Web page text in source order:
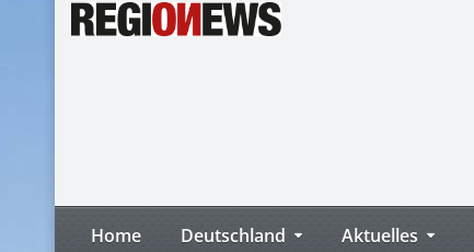
Home Deutschland Aktuelles